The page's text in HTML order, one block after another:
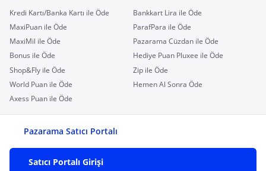
Kredi Kartı/Banka Kartı ile Öde
Bankkart Lira ile Öde
MaxiPuan ile Öde
ParafPara ile Öde
MaxiMil ile Öde
Pazarama Cüzdan ile Öde
Bonus ile Öde
Hediye Puan Pluxee ile Öde
Shop&Fly ile Öde
Zip ile Öde
World Puan ile Öde
Hemen Al Sonra Öde
Axess Puan ile Öde
Pazarama Satıcı Portalı
Satıcı Portalı Girişi